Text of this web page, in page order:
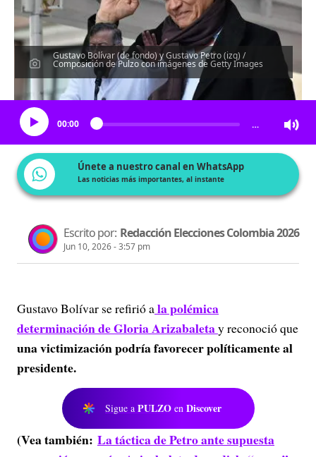
Gustavo Bolívar (de fondo) y Gustavo Petro (izq) /
Composición de Pulzo con imágenes de Getty Images
Escucha el artículo
00:00 …
Únete a nuestro canal en WhatsApp
Las noticias más importantes, al instante
Escrito por: Redacción Elecciones Colombia 2026
Jun 10, 2026 - 3:57 pm
Gustavo Bolívar se refirió ala polémica
determinación de Gloria Arizabaletay reconoció que
una victimización podría favorecer políticamente al
presidente.
Sigue a PULZO en Discover
(Vea también: La táctica de Petro ante supuesta